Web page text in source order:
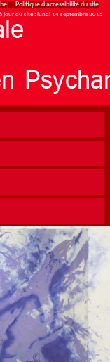
Politique d’accessibilité du site
jour du site : lundi 14 septembre 2015